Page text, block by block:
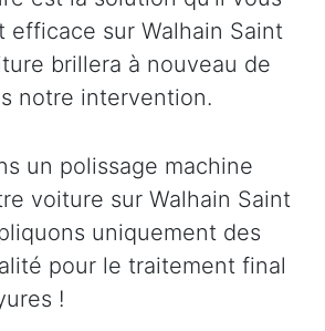
efficace sur Walhain Saint
brillera à nouveau de
notre intervention.
un polissage machine
voiture sur Walhain Saint
uniquement des
pour le traitement final
!